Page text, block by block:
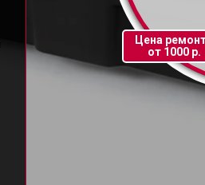
Цена
от 1000 р.